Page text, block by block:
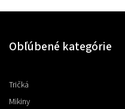
Obľúbené kategórie
Tričká
Mikiny